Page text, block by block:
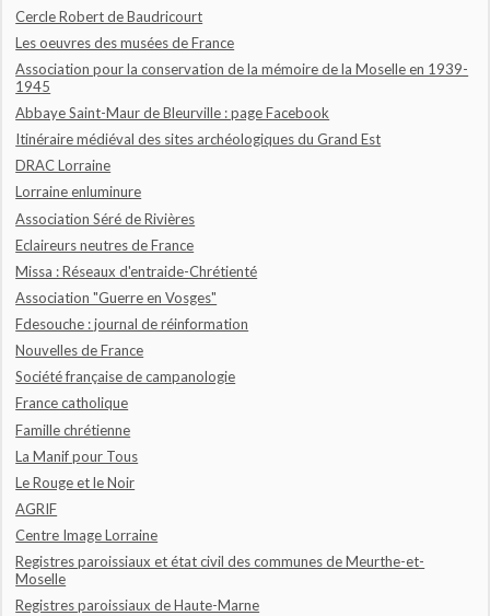
Cercle Robert de Baudricourt
Les oeuvres des musées de France
Association pour la conservation de la mémoire de la Moselle en 1939-
1945
Abbaye Saint-Maur de Bleurville : page Facebook
Itinéraire médiéval des sites archéologiques du Grand Est
DRAC Lorraine
Lorraine enluminure
Association Séré de Rivières
Eclaireurs neutres de France
Missa : Réseaux d'entraide-Chrétienté
Association "Guerre en Vosges"
Fdesouche : journal de réinformation
Nouvelles de France
Société française de campanologie
France catholique
Famille chrétienne
La Manif pour Tous
Le Rouge et le Noir
AGRIF
Centre Image Lorraine
Registres paroissiaux et état civil des communes de Meurthe-et-
Moselle
Registres paroissiaux de Haute-Marne